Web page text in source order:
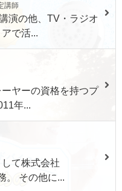
講師
演の他、TV・ラジオ
で活...
ーヤーの資格を持つプ
年...
て株式会社
。 その他に...